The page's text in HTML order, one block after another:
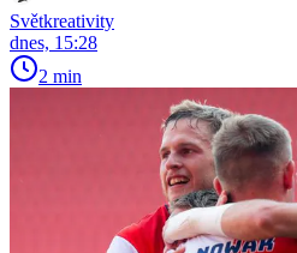
Světkreativity
dnes, 15:28
2 min